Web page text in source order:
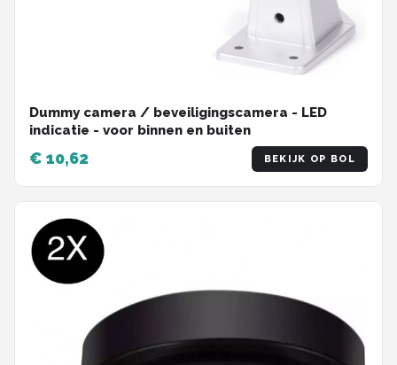
Dummy camera / beveiligingscamera - LED
indicatie - voor binnen en buiten
€ 10,62 BEKIJK OP BOL